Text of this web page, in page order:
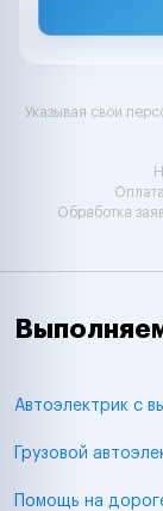
Указывая свои
Обработка
Автоэлектрик с
Грузовой
Помощь на